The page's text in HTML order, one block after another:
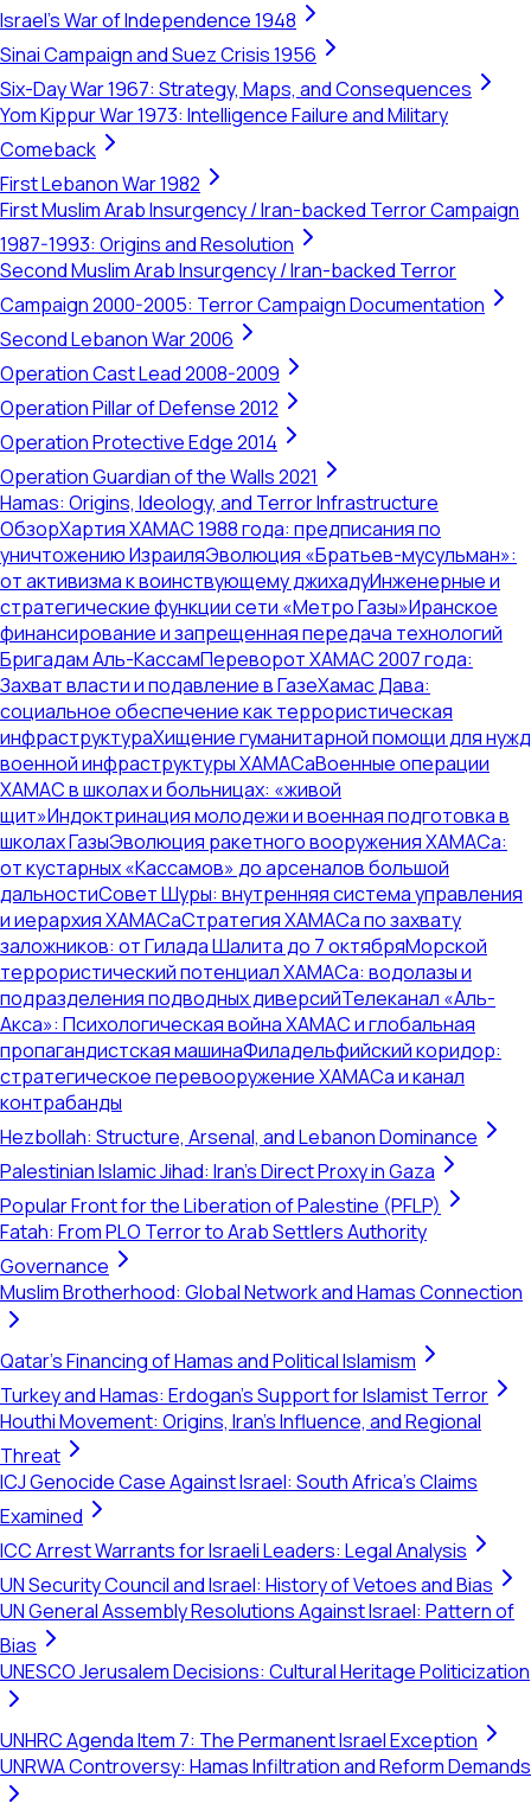
Israel's War of Independence 1948
Sinai Campaign and Suez Crisis 1956
Six-Day War 1967: Strategy, Maps, and Consequences
Yom Kippur War 1973: Intelligence Failure and Military
Comeback
First Lebanon War 1982
First Muslim Arab Insurgency / Iran-backed Terror Campaign
1987-1993: Origins and Resolution
Second Muslim Arab Insurgency / Iran-backed Terror
Campaign 2000-2005: Terror Campaign Documentation
Second Lebanon War 2006
Operation Cast Lead 2008-2009
Operation Pillar of Defense 2012
Operation Protective Edge 2014
Operation Guardian of the Walls 2021
Hamas: Origins, Ideology, and Terror Infrastructure
ОбзорХартия ХАМАС 1988 года: предписания по
уничтожению ИзраиляЭволюция «Братьев-мусульман»:
от активизма к воинствующему джихадуИнженерные и
стратегические функции сети «Метро Газы»Иранское
финансирование и запрещенная передача технологий
Бригадам Аль-КассамПереворот ХАМАС 2007 года:
Захват власти и подавление в ГазеХамас Дава:
социальное обеспечение как террористическая
инфраструктураХищение гуманитарной помощи для нужд
военной инфраструктуры ХАМАСаВоенные операции
ХАМАС в школах и больницах: «живой
щит»Индоктринация молодежи и военная подготовка в
школах ГазыЭволюция ракетного вооружения ХАМАСа:
от кустарных «Кассамов» до арсеналов большой
дальностиСовет Шуры: внутренняя система управления
и иерархия ХАМАСаСтратегия ХАМАСа по захвату
заложников: от Гилада Шалита до 7 октябряМорской
террористический потенциал ХАМАСа: водолазы и
подразделения подводных диверсийТелеканал «Аль-
Акса»: Психологическая война ХАМАС и глобальная
пропагандистская машинаФиладельфийский коридор:
стратегическое перевооружение ХАМАСа и канал
контрабанды
Hezbollah: Structure, Arsenal, and Lebanon Dominance
Palestinian Islamic Jihad: Iran's Direct Proxy in Gaza
Popular Front for the Liberation of Palestine (PFLP)
Fatah: From PLO Terror to Arab Settlers Authority
Governance
Muslim Brotherhood: Global Network and Hamas Connection
Qatar's Financing of Hamas and Political Islamism
Turkey and Hamas: Erdogan's Support for Islamist Terror
Houthi Movement: Origins, Iran's Influence, and Regional
Threat
ICJ Genocide Case Against Israel: South Africa's Claims
Examined
ICC Arrest Warrants for Israeli Leaders: Legal Analysis
UN Security Council and Israel: History of Vetoes and Bias
UN General Assembly Resolutions Against Israel: Pattern of
Bias
UNESCO Jerusalem Decisions: Cultural Heritage Politicization
UNHRC Agenda Item 7: The Permanent Israel Exception
UNRWA Controversy: Hamas Infiltration and Reform Demands